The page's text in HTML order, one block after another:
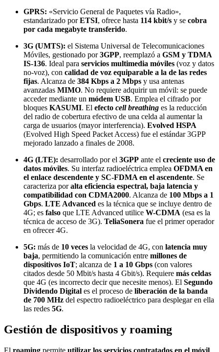
GPRS: «Servicio General de Paquetes vía Radio»,
estandarizado porETSI, ofrece hasta 114 kbit/s y se cobra
por cada megabyte transferido.
3G (UMTS): el Sistema Universal de Telecomunicaciones
Móviles, gestionado por3GPP, reemplazó a GSM y TDMA
IS-136. Ideal para servicios multimedia móviles (voz y datos
no-voz), con calidad de voz equiparable a la de las redes
fijas. Alcanza de 384 Kbps a 2 Mbps y usa antenas
avanzadas MIMO. No requiere adquirir un móvil: se puede
acceder mediante un módem USB. Emplea el cifrado por
bloques KASUMI. El efecto cell breathing es la reducción
del radio de cobertura efectivo de una celda al aumentar la
carga de usuarios (mayor interferencia). Evolved HSPA
(Evolved High Speed Packet Access) fue el estándar 3GPP
mejorado lanzado a finales de 2008.
4G (LTE): desarrollado por el 3GPP ante el creciente uso de
datos móviles. Su interfaz radioeléctrica emplea OFDMA en
el enlace descendente y SC-FDMA en el ascendente. Se
caracteriza poralta eficiencia espectral, baja latencia y
compatibilidad con CDMA2000. Alcanza de 100 Mbps a 1
Gbps. LTE Advanced es la técnica que se incluye dentro de
4G; es falso que LTE Advanced utilice W-CDMA (esa es la
técnica de acceso de 3G). TeliaSonera fue el primer operador
en ofrecer 4G.
5G: más de 10 veces la velocidad de 4G, con latencia muy
baja, permitiendo la comunicación entre millones de
dispositivos IoT; alcanza de 1 a 10 Gbps (con valores
citados desde 50 Mbit/s hasta 4 Gbit/s). Requiere más celdas
que 4G (es incorrecto decir que necesite menos). El Segundo
Dividendo Digital es el proceso de liberación de la banda
de 700 MHz del espectro radioeléctrico para desplegar en ella
las redes 5G.
Gestión de dispositivos y roaming